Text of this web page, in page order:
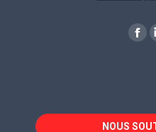
La
NOUS